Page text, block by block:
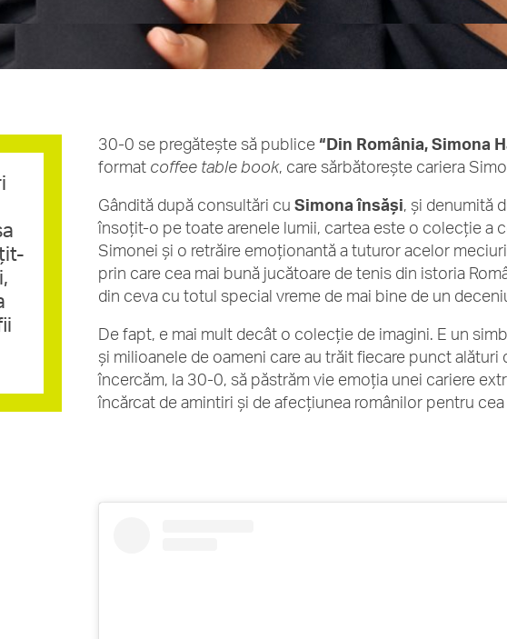
30-0 se pregătește să publice“Din România, Simona
format coffee table book, care sărbătorește cariera
Gândită după consultări cuSimona însăși, și denumită
însoțit-o pe toate arenele lumii, cartea este o colecție a
Simonei și o retrăire emoționantă a tuturor acelor
prin care cea mai bună jucătoare de tenis din istoria
din ceva cu totul special vreme de mai bine de un
De fapt, e mai mult decât o colecție de imagini. E un
și milioanele de oameni care au trăit fiecare punct alături
încercăm, la 30-0, să păstrăm vie emoția unei cariere
încărcat de amintiri și de afecțiunea românilor pentru